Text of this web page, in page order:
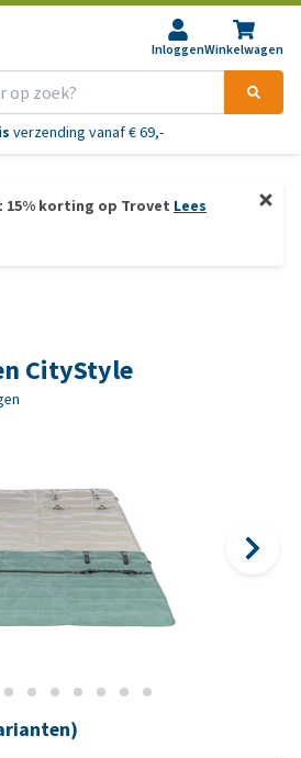
InloggenWinkelwagen
verzending vanaf € 69,-
15% korting op Trovet Lees
CityStyle